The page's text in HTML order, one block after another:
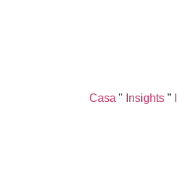
Casa " Insights "